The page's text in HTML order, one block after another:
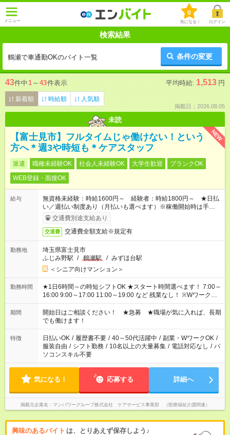
メニュー
0
気になる！ ログイン
検索結果
鶴瀬で車通勤OKのバイト一覧 条件の変更
43件中1 ～ 43件表示 平均時給: 1,513 円
新着順 時給順 人気順
掲載日：2026.08.05
未読
NEW
【富士見市】フルタイムじゃ働けない！という
方へ＊週3や時短も＊ケアスタッフ
派遣 職種未経験OK 社会人未経験OK 大学生歓迎
ブランクOK
WEB登録・面接OK
給与
無資格未経験：時給1600円～ 経験者：時給1800円～ ★日払
い／週払い制度あり（月払いも選べます）※稼働開始時は手続き
完了次第のお支払いとなります。
交通費別途支給あり
交通費 交通費全額支給※規定有
勤務地
埼玉県富士見市
ふじみ野駅 / 鶴瀬駅 / みずほ台駅
＜シニア向けマンション＞
勤務時間
★1日6時間～の時短シフトOK ★スタート時間選べます！ 7:00～
16:00 9:00～17:00 11:00～19:00 など 残業なし！ ※Wワークの
場合、他のお仕事と合わせ週40時間超の就業はご案内できませ
ん ※法令に基づき、週20時間以上勤務は社会保険への加入対象
となります ※労働者派遣法（日雇い派遣の原則禁止）により、
短時間・短期間の就業はご案内が難しい場合があります
期間
開始日はご相談ください！ ★急募 ★職場が気に入れば、長期
でも働けます！
特徴 日払いOK / 履歴書不要 / 40～50代活躍中 / 副業・WワークOK /
服装自由 / シフト勤務 / 10名以上の大量募集 / 電話対応なし / パ
ソコンスキル不要
気になる！ 応募する 詳細へ
掲載元企業名 マンパワーグループ株式会社 ケアサービス事業部 （医療福祉介護関連）
興味のあるバイト は、とりあえず保存しよう♪